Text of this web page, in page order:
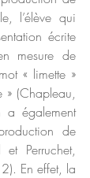
l’élève qui
écrite
mesure de
« limette »
» (Chapleau,
a également
de
Perruchet,
En effet, la